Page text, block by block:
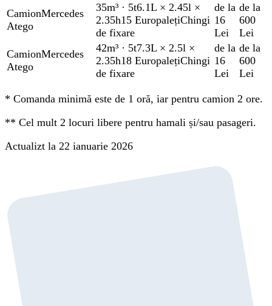
CamionMercedes
Atego
35m³ · 5t6.1L × 2.45l ×
2.35h15 EuropalețiChingi
de fixare
de la
16
Lei
de la
600
Lei
CamionMercedes
Atego
42m³ · 5t7.3L × 2.5l ×
2.35h18 EuropalețiChingi
de fixare
de la
16
Lei
de la
600
Lei
* Comanda minimă este de 1 oră, iar pentru camion 2 ore.
** Cel mult 2 locuri libere pentru hamali și/sau pasageri.
Actualizt la 22 ianuarie 2026